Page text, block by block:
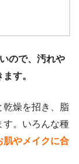
ので、汚れや
す。
乾燥を招き、脂
す。いろんな種
肌やメイクに合